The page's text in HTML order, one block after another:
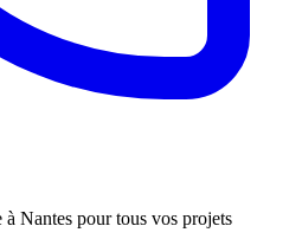
Nantes pour tous vos projets